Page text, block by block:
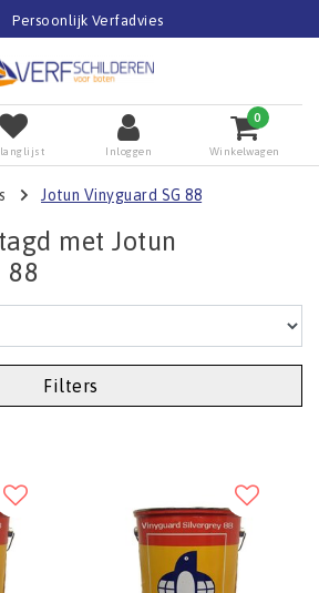
Persoonlijk Verfadvies
Inloggen
0
Winkelwagen
Jotun Vinyguard SG 88
met Jotun
88
Filters